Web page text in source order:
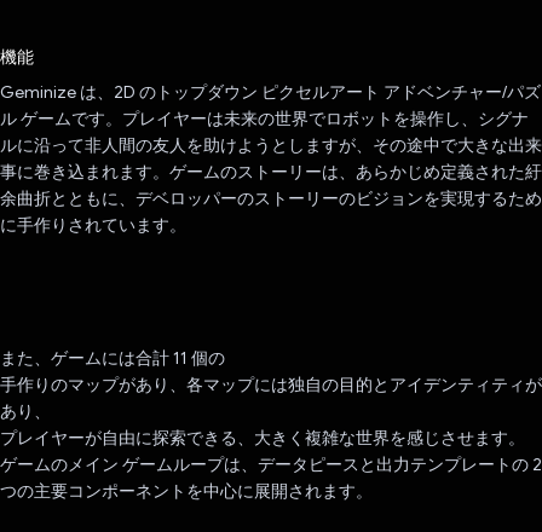
機能
Geminize は、2D のトップダウン ピクセルアート アドベンチャー/パズ
ル ゲームです。プレイヤーは未来の世界でロボットを操作し、シグナ
ルに沿って非人間の友人を助けようとしますが、その途中で大きな出来
事に巻き込まれます。ゲームのストーリーは、あらかじめ定義された紆
余曲折とともに、デベロッパーのストーリーのビジョンを実現するため
に手作りされています。
また、ゲームには合計 11 個の
手作りのマップがあり、各マップには独自の目的とアイデンティティが
あり、
プレイヤーが自由に探索できる、大きく複雑な世界を感じさせます。
ゲームのメイン ゲームループは、データピースと出力テンプレートの 2
つの主要コンポーネントを中心に展開されます。